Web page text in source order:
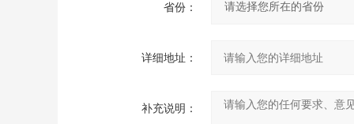
省份：
详细地址：
补充说明：